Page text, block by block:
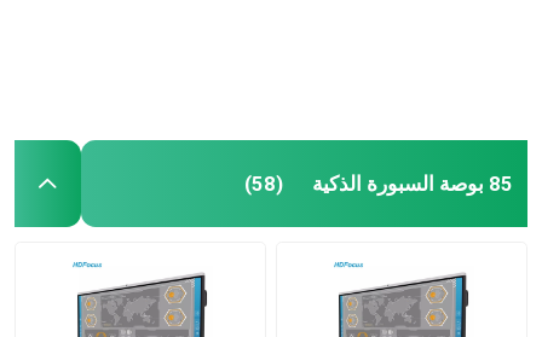
85 بوصة السبورة الذكية (58)